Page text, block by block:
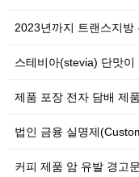
2023년까지 트랜스지방
스테비아(stevia) 단맛
제품 포장 전자 담배 제
법인 금융 실명제
커피 제품 암 유발 경고